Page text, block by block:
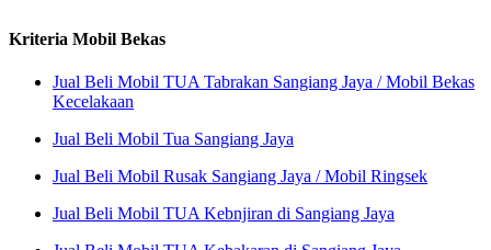
Kriteria Mobil Bekas
Jual Beli Mobil TUA Tabrakan Sangiang Jaya / Mobil Bekas
Kecelakaan
Jual Beli Mobil Tua Sangiang Jaya
Jual Beli Mobil Rusak Sangiang Jaya / Mobil Ringsek
Jual Beli Mobil TUA Kebnjiran di Sangiang Jaya